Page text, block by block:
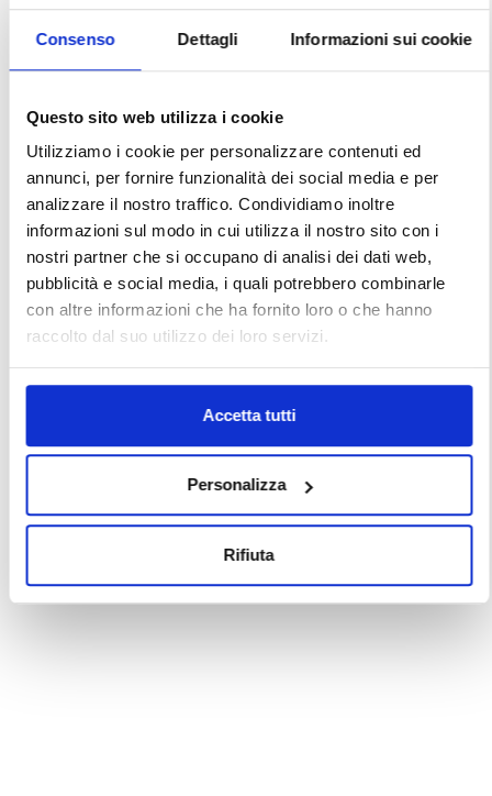
Consenso Dettagli Informazioni sui cookie
Questo sito web utilizza i cookie
Utilizziamo i cookie per personalizzare contenuti ed
annunci, per fornire funzionalità dei social media e per
analizzare il nostro traffico. Condividiamo inoltre
informazioni sul modo in cui utilizza il nostro sito con i
nostri partner che si occupano di analisi dei dati web,
pubblicità e social media, i quali potrebbero combinarle
con altre informazioni che ha fornito loro o che hanno
raccolto dal suo utilizzo dei loro servizi.
Accetta tutti
Personalizza
Rifiuta